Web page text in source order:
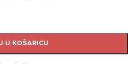
U KOŠARICU